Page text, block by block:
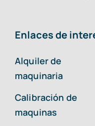
Enlaces de
Alquiler de
maquinaria
Calibración de
maquinas